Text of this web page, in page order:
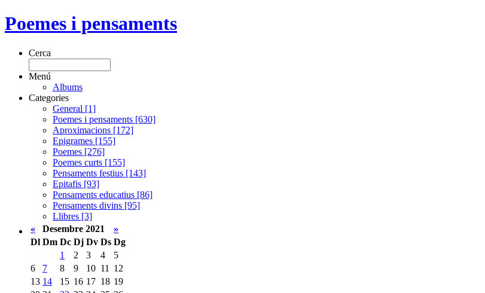
Poemes i pensaments
Cerca
Menú
Albums
Categories
General [1]
Poemes i pensaments [630]
Aproximacions [172]
Epigrames [155]
Poemes [276]
Poemes curts [155]
Pensaments festius [143]
Epitafis [93]
Pensaments educatius [86]
Pensaments divins [95]
Llibres [3]
«
Desembre 2021
»
Dl Dm Dc Dj Dv Ds Dg
1
2 3 4
5
6
7 8 9 10 11
12
13 14 15 16 17 18 19